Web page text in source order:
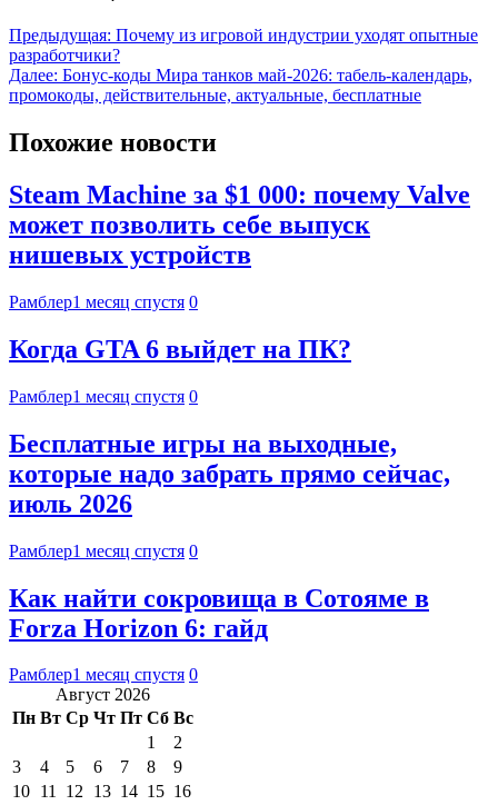
Предыдущая: Почему из игровой индустрии уходят опытные
разработчики?
Далее: Бонус-коды Мира танков май-2026: табель-календарь,
промокоды, действительные, актуальные, бесплатные
Похожие новости
Steam Machine за $1 000: почему Valve
может позволить себе выпуск
нишевых устройств
Рамблер1 месяц спустя 0
Когда GTA 6 выйдет на ПК?
Рамблер1 месяц спустя 0
Бесплатные игры на выходные,
которые надо забрать прямо сейчас,
июль 2026
Рамблер1 месяц спустя 0
Как найти сокровища в Сотояме в
Forza Horizon 6: гайд
Рамблер1 месяц спустя 0
Август 2026
Пн Вт Ср Чт Пт Сб Вс
1
2
3
4 5 6 7 8
9
10 11 12 13 14 15 16